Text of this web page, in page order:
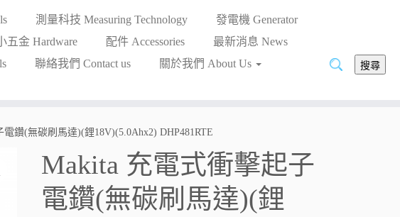
測量科技 Measuring Technology
發電機 Generator
五金 Hardware 配件 Accessories
最新消息 News
聯絡我們 Contact us 關於我們 About Us
搜
搜尋
鑽(無碳刷馬達)(鋰18V)(5.0Ahx2) DHP481RTE
Makita 充電式衝擊起子
電鑽(無碳刷馬達)(鋰